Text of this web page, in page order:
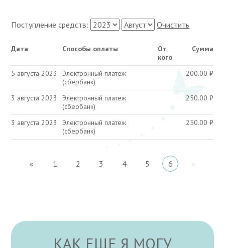
Поступление средств: Очистить
Дата Способы оплаты
От
кого
Сумма
5 августа 2023
Электронный платеж
(сбербанк)
200.00₽
3 августа 2023
Электронный платеж
(сбербанк)
250.00₽
3 августа 2023
Электронный платеж
(сбербанк)
250.00₽
« 1 2 3 4 5 6 »
КАК ЕЩЕ Я МОГУ